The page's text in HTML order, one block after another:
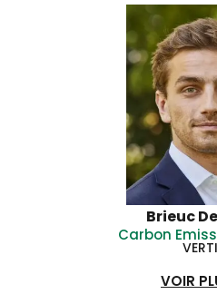
Brieuc
Carbon
VOIR